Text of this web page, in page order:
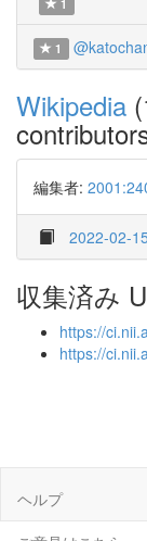
1
1
Wikipedia
編集者:
2022-02-
収集済み
https://
https://
ヘルプ